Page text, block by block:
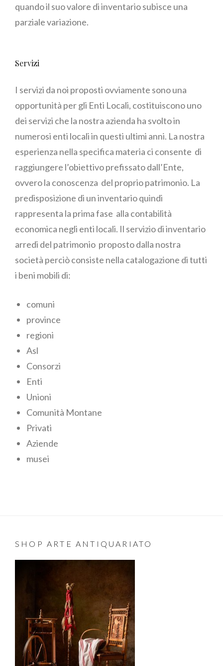
quando il suo valore di inventario subisce una
parziale variazione.
Servizi
I servizi da noi proposti ovviamente sono una
opportunità per gli Enti Locali, costituiscono uno
dei servizi che la nostra azienda ha svolto in
numerosi enti locali in questi ultimi anni. La nostra
esperienza nella specifica materia ci consente di
raggiungere l’obiettivo prefissato dall’Ente,
ovvero la conoscenza del proprio patrimonio. La
predisposizione di un inventario quindi
rappresenta la prima fase alla contabilità
economica negli enti locali. Il servizio di inventario
arredi del patrimonio proposto dalla nostra
società perciò consiste nella catalogazione di tutti
i beni mobili di:
comuni
province
regioni
Asl
Consorzi
Enti
Unioni
Comunità Montane
Privati
Aziende
musei
SHOP ARTE ANTIQUARIATO